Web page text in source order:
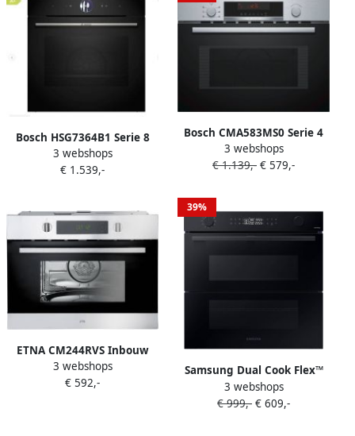
Bosch HSG7364B1 Serie 8
Inbouwoven met stoom
60cm x 60 cm Air Fry-
gerechten PerfectBake Plus:
regelt zelf de instellingen
3 webshops
€ 1.539,-
Bosch CMA583MS0 Serie 4
Inbouw Combi-magnetron
60 x 45 cm Hetelucht:
warmteverdeling RVS LCD
display
3 webshops
€ 1.139,- € 579,-
ETNA CM244RVS Inbouw
Combi-Magnetron 44L
Magnetron Oven en Grill 20
3 webshops
€ 592,-
39%
Samsung Dual Cook Flex™
Oven 4-serie NV7B4550VAK
U1
3 webshops
€ 999,- € 609,-